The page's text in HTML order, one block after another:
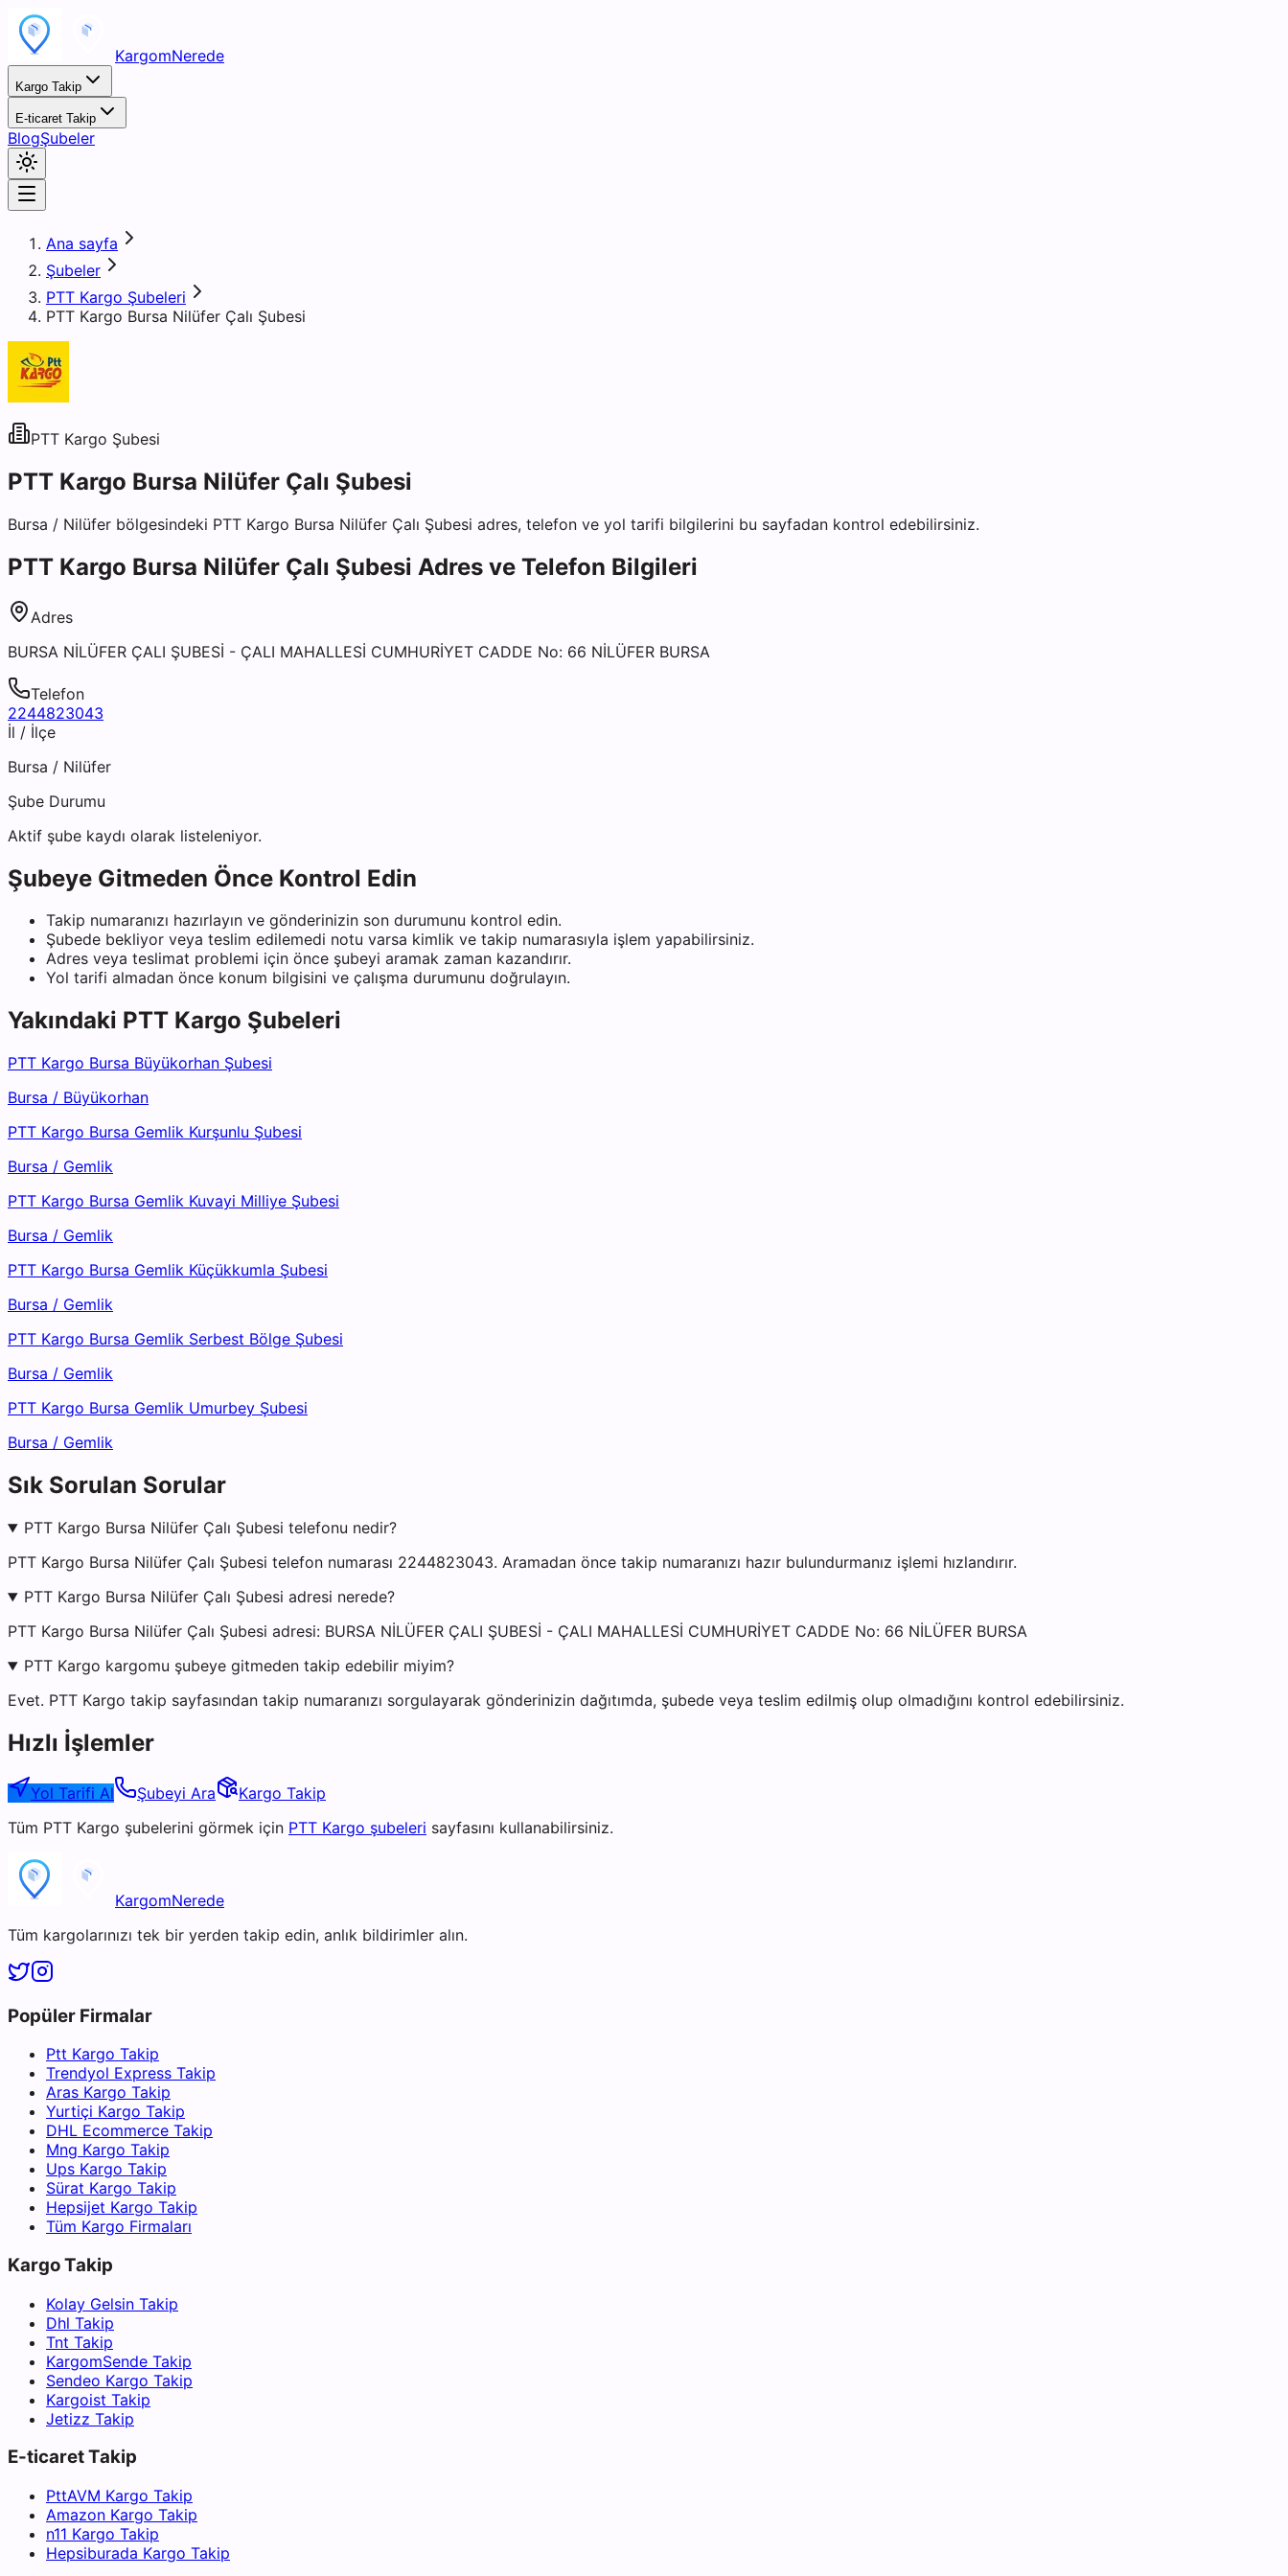
KargomNerede
Kargo Takip
E-ticaret Takip
BlogŞubeler
Ana sayfa
Şubeler
PTT Kargo Şubeleri
PTT Kargo Bursa Nilüfer Çalı Şubesi
PTT Kargo Şubesi
PTT Kargo Bursa Nilüfer Çalı Şubesi
Bursa / Nilüfer bölgesindeki PTT Kargo Bursa Nilüfer Çalı Şubesi adres, telefon ve yol tarifi bilgilerini bu sayfadan kontrol edebilirsiniz.
PTT Kargo Bursa Nilüfer Çalı Şubesi Adres ve Telefon Bilgileri
Adres
BURSA NİLÜFER ÇALI ŞUBESİ - ÇALI MAHALLESİ CUMHURİYET CADDE No: 66 NİLÜFER BURSA
Telefon
2244823043
İl / İlçe
Bursa / Nilüfer
Şube Durumu
Aktif şube kaydı olarak listeleniyor.
Şubeye Gitmeden Önce Kontrol Edin
Takip numaranızı hazırlayın ve gönderinizin son durumunu kontrol edin.
Şubede bekliyor veya teslim edilemedi notu varsa kimlik ve takip numarasıyla işlem yapabilirsiniz.
Adres veya teslimat problemi için önce şubeyi aramak zaman kazandırır.
Yol tarifi almadan önce konum bilgisini ve çalışma durumunu doğrulayın.
Yakındaki PTT Kargo Şubeleri
PTT Kargo Bursa Büyükorhan Şubesi
Bursa / Büyükorhan
PTT Kargo Bursa Gemlik Kurşunlu Şubesi
Bursa / Gemlik
PTT Kargo Bursa Gemlik Kuvayi Milliye Şubesi
Bursa / Gemlik
PTT Kargo Bursa Gemlik Küçükkumla Şubesi
Bursa / Gemlik
PTT Kargo Bursa Gemlik Serbest Bölge Şubesi
Bursa / Gemlik
PTT Kargo Bursa Gemlik Umurbey Şubesi
Bursa / Gemlik
Sık Sorulan Sorular
PTT Kargo Bursa Nilüfer Çalı Şubesi telefonu nedir?
PTT Kargo Bursa Nilüfer Çalı Şubesi telefon numarası 2244823043. Aramadan önce takip numaranızı hazır bulundurmanız işlemi hızlandırır.
PTT Kargo Bursa Nilüfer Çalı Şubesi adresi nerede?
PTT Kargo Bursa Nilüfer Çalı Şubesi adresi: BURSA NİLÜFER ÇALI ŞUBESİ - ÇALI MAHALLESİ CUMHURİYET CADDE No: 66 NİLÜFER BURSA
PTT Kargo kargomu şubeye gitmeden takip edebilir miyim?
Evet. PTT Kargo takip sayfasından takip numaranızı sorgulayarak gönderinizin dağıtımda, şubede veya teslim edilmiş olup olmadığını kontrol edebilirsiniz.
Hızlı İşlemler
Yol Tarifi Al Şubeyi Ara
Kargo Takip
Tüm PTT Kargo şubelerini görmek için PTT Kargo şubeleri sayfasını kullanabilirsiniz.
KargomNerede
Tüm kargolarınızı tek bir yerden takip edin, anlık bildirimler alın.
Popüler Firmalar
Ptt Kargo Takip
Trendyol Express Takip
Aras Kargo Takip
Yurtiçi Kargo Takip
DHL Ecommerce Takip
Mng Kargo Takip
Ups Kargo Takip
Sürat Kargo Takip
Hepsijet Kargo Takip
Tüm Kargo Firmaları
Kargo Takip
Kolay Gelsin Takip
Dhl Takip
Tnt Takip
KargomSende Takip
Sendeo Kargo Takip
Kargoist Takip
Jetizz Takip
E-ticaret Takip
PttAVM Kargo Takip
Amazon Kargo Takip
n11 Kargo Takip
Hepsiburada Kargo Takip